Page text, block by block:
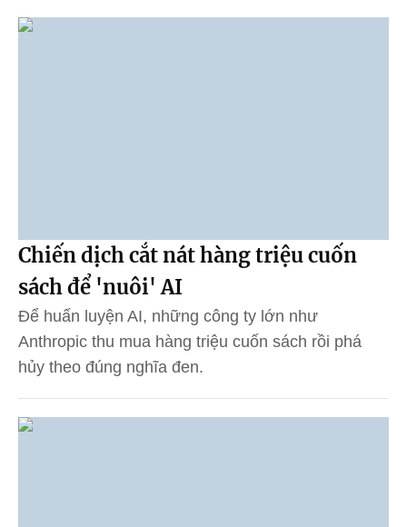
Chiến dịch cắt nát hàng triệu cuốn
sách để 'nuôi' AI
Để huấn luyện AI, những công ty lớn như
Anthropic thu mua hàng triệu cuốn sách rồi phá
hủy theo đúng nghĩa đen.